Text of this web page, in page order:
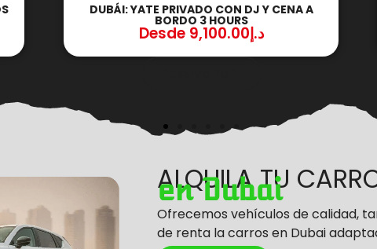
DUBÁI: YATE PRIVADO CON DJ EN VIVO 4
HOURS
Desde د.إ4,500.00
ALQUILA TU
en Dubai
Ofrecemos vehículos de calidad,
de renta la carros en Dubai